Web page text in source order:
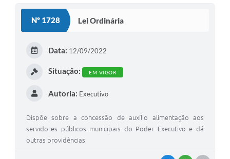
Nº 1728 Lei Ordinária
Data: 12/09/2022
Situação: EM VIGOR
Autoria: Executivo
Dispõe sobre a concessão de auxílio alimentação aos
servidores públicos municipais do Poder Executivo e dá
outras providências